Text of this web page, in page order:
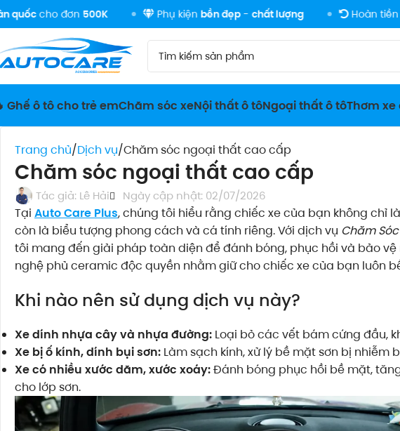
đơn500K Phụ kiệnbền đẹp -chất lượng Hoàn tiền100%
Ghế ô tô cho trẻ emChăm sóc xeNội thất ô tôNgoại thất ô tôThơm xe
Trang chủ Dịch vụ Chăm sóc ngoại thất cao cấp
Chăm sóc ngoại thất cao cấp
Tác giả: Lê Hải Ngày cập nhật: 02/07/2026
Tại Auto Care Plus, chúng tôi hiểu rằng chiếc xe của bạn không chỉ
còn là biểu tượng phong cách và cá tính riêng. Với dịch vụ Chăm
tôi mang đến giải pháp toàn diện để đánh bóng, phục hồi và bảo
nghệ phủ ceramic độc quyền nhằm giữ cho chiếc xe của bạn luôn
Khi nào nên sử dụng dịch vụ này?
Xe dính nhựa cây và nhựa đường: Loại bỏ các vết bám cứng đầu,
Xe bị ố kính, dính bụi sơn: Làm sạch kính, xử lý bề mặt sơn bị nhiễm
Xe có nhiều xước dăm, xước xoáy:Đánh bóng phục hồi bề mặt,
cho lớp sơn.